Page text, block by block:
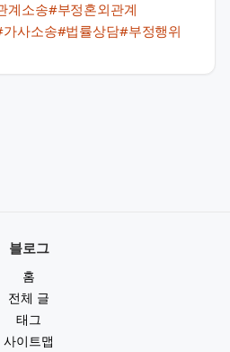
계소송#부정혼외관계
사소송#법률상담#부정행위
블로그
홈
전체 글
태그
사이트맵